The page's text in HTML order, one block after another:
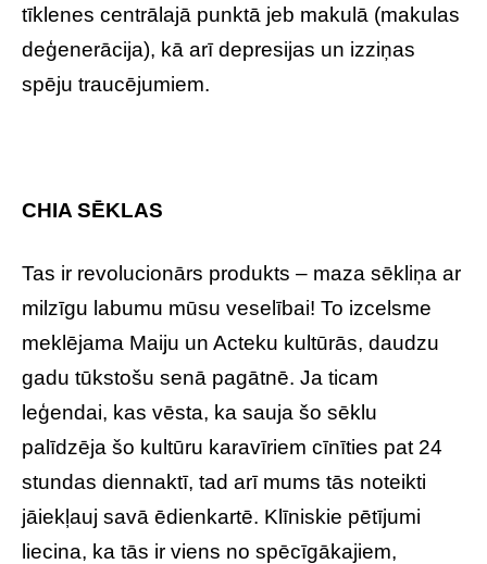
tīklenes centrālajā punktā jeb makulā (makulas
deģenerācija), kā arī depresijas un izziņas
spēju traucējumiem.
CHIA SĒKLAS
Tas ir revolucionārs produkts – maza sēkliņa ar
milzīgu labumu mūsu veselībai! To izcelsme
meklējama Maiju un Acteku kultūrās, daudzu
gadu tūkstošu senā pagātnē. Ja ticam
leģendai, kas vēsta, ka sauja šo sēklu
palīdzēja šo kultūru karavīriem cīnīties pat 24
stundas diennaktī, tad arī mums tās noteikti
jāiekļauj savā ēdienkartē. Klīniskie pētījumi
liecina, ka tās ir viens no spēcīgākajiem,